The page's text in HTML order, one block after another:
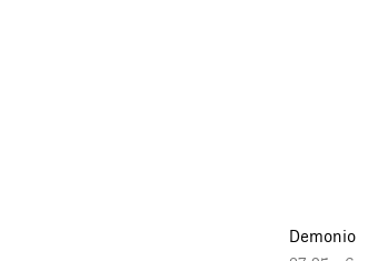
Demonio